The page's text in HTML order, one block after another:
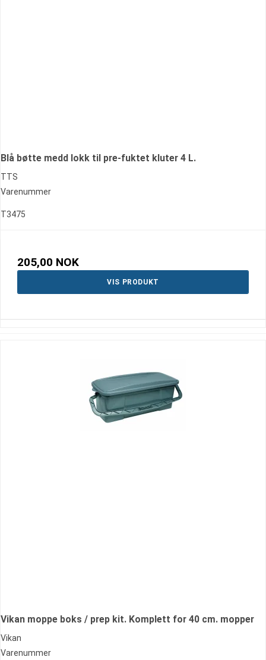
Blå bøtte medd lokk til pre-fuktet kluter 4 L.
TTS
Varenummer
T3475
205,00 NOK
VIS PRODUKT
Vikan moppe boks / prep kit. Komplett for 40 cm. mopper
Vikan
Varenummer